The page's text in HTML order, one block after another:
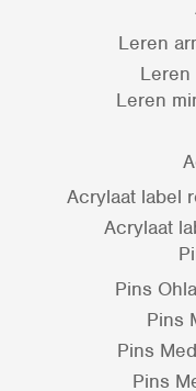
Leren
Leren
Leren
Acrylaat label
Acrylaat
Pins
Pins
Pins
Pins